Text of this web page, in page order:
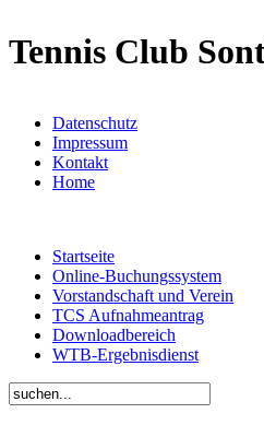
Tennis Club
Datenschutz
Impressum
Kontakt
Home
Startseite
Online-Buchungssystem
Vorstandschaft und Verein
TCS Aufnahmeantrag
Downloadbereich
WTB-Ergebnisdienst